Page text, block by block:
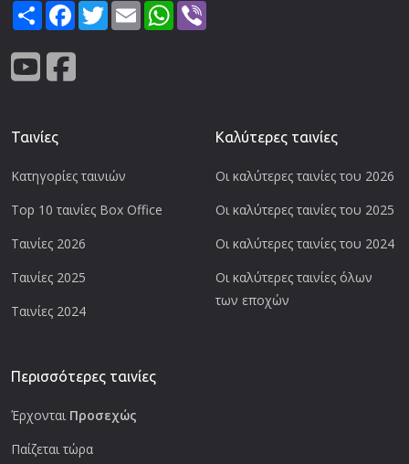
ShareFacebook
TwitterEmail WhatsApp
Ταινίες
Κατηγορίες ταινιών
Top 10 ταινίες Box Office
Ταινίες 2026
Ταινίες 2025
Ταινίες 2024
Καλύτερες ταινίες
Οι καλύτερες ταινίες του 2026
Οι καλύτερες ταινίες του 2025
Οι καλύτερες ταινίες του 2024
Οι καλύτερες ταινίες όλων
των εποχών
Περισσότερες ταινίες
Έρχονται Προσεχώς
Παίζεται τώρα